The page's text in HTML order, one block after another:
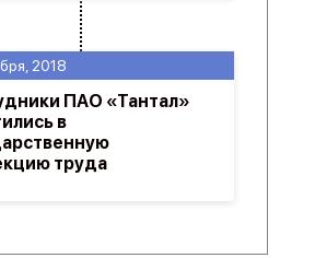
2018
ПАО «Тантал»
в
труда